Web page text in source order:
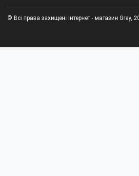
© Всі права захищені Інтернет - магазин Grey,